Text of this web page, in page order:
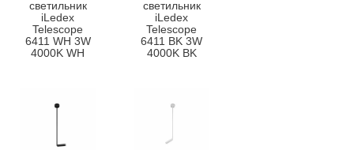
светильник
iLedex
Telescope
6411 WH 3W
4000K WH
светильник
iLedex
Telescope
6411 BK 3W
4000K BK